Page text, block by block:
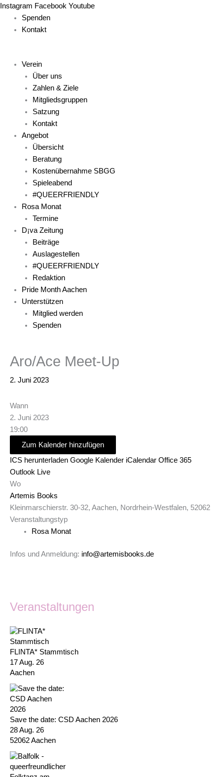
Zum
Inhalt
springen
Instagram Facebook Youtube
Main
Menu
Spenden
Kontakt
Main
Menu
Verein
Über uns
Zahlen & Ziele
Mitgliedsgruppen
Satzung
Kontakt
Angebot
Übersicht
Beratung
Kostenübernahme SBGG
Spieleabend
#QUEERFRIENDLY
Rosa Monat
Termine
D¡va Zeitung
Beiträge
Auslagestellen
#QUEERFRIENDLY
Redaktion
Pride Month Aachen
Unterstützen
Mitglied werden
Spenden
Aro/Ace Meet-Up
2. Juni 2023
Wann
2. Juni 2023
19:00
Zum Kalender hinzufügen
ICS herunterladen Google Kalender iCalendar Office 365
Outlook Live
Wo
Artemis Books
Kleinmarschierstr. 30-32, Aachen, Nordrhein-Westfalen, 52062
Veranstaltungstyp
Rosa Monat
Infos und Anmeldung: info@artemisbooks.de
Veranstaltungen
FLINTA* Stammtisch
17 Aug. 26
Aachen
Save the date: CSD Aachen 2026
28 Aug. 26
52062 Aachen
Main
Menu
Main
Menu
Main
Menu